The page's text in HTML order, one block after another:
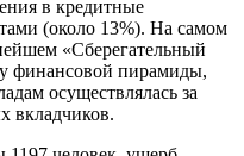
в кредитные
(около 13%). На самом
«Сберегательный
финансовой пирамиды,
осуществлялась за
вкладчиков.